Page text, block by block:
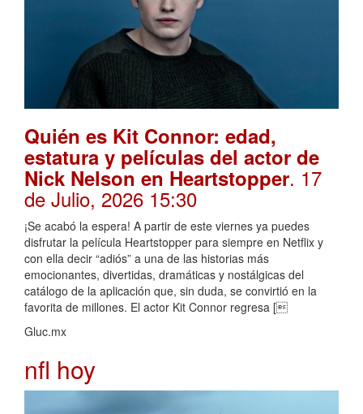
Quién es Kit Connor: edad,
estatura y películas del actor de
Nick Nelson en Heartstopper. 17
de Julio, 2026 15:30
¡Se acabó la espera! A partir de este viernes ya puedes
disfrutar la película Heartstopper para siempre en Netflix y
con ella decir “adiós” a una de las historias más
emocionantes, divertidas, dramáticas y nostálgicas del
catálogo de la aplicación que, sin duda, se convirtió en la
favorita de millones. El actor Kit Connor regresa [
Gluc.mx
nfl hoy